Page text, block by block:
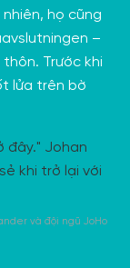
họ cũng
–
Trước khi
lửa trên bờ
và đội ngũ JoHo